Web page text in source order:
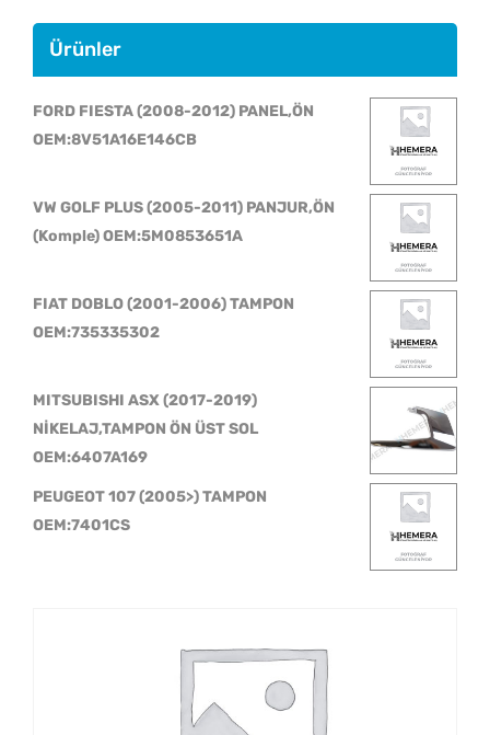
Ürünler
FORD FIESTA (2008-2012) PANEL,ÖN
OEM:8V51A16E146CB
VW GOLF PLUS (2005-2011) PANJUR,ÖN
(Komple) OEM:5M0853651A
FIAT DOBLO (2001-2006) TAMPON
OEM:735335302
MITSUBISHI ASX (2017-2019)
NİKELAJ,TAMPON ÖN ÜST SOL
OEM:6407A169
PEUGEOT 107 (2005>) TAMPON
OEM:7401CS